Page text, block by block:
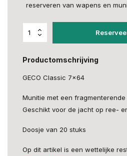
reserveren van wapens en
Productomschrijving
GECO Classic 7x64
Munitie met een
Geschikt voor de jacht op ree-
Doosje van 20 stuks
Op dit artikel is een wettelijke